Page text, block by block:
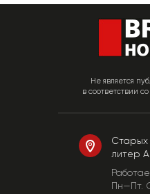
Не является
в соответствии
Старых
литер А
Пн—Пт.